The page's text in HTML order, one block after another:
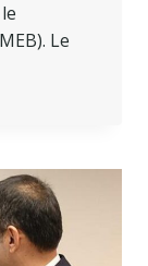
Le